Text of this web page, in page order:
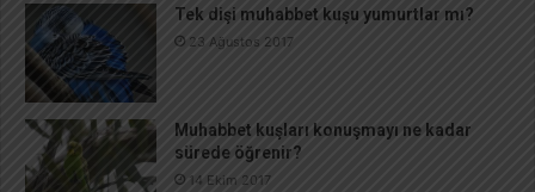
Tek dişi muhabbet kuşu yumurtlar mı?
23 Ağustos 2017
Muhabbet kuşları konuşmayı ne kadar
sürede öğrenir?
14 Ekim 2017